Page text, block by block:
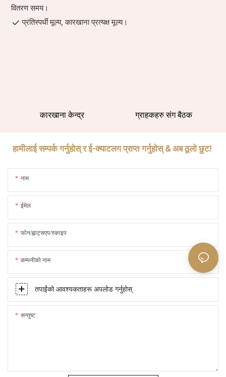
वितरण समय।
प्रतिस्पर्धी मूल्य, कारखाना प्रत्यक्ष मूल्य।
कारखाना केन्द्र ग्राहकहरु संग बैठक
हामीलाई सम्पर्क गर्नुहोस् र ई-क्याटलग प्राप्त गर्नुहोस् & अब ठूलो छुट!
नाम
ईमेल
फोन/ह्वाट्सएप/स्काइप
कम्पनीको नाम
तपाईंको आवश्यकताहरू अपलोड गर्नुहोस्
सन्तुष्ट